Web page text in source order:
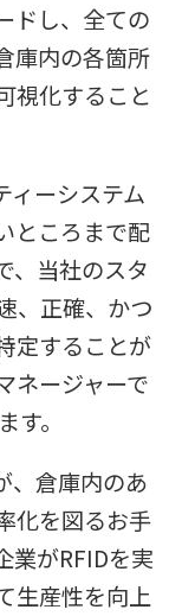
ドし、全ての
庫内の各箇所
視化すること
ィーシステム
ところまで配
、当社のスタ
、正確、かつ
定することが
ネージャーで
。
、倉庫内のあ
化を図るお手
業がRFIDを実
生産性を向上